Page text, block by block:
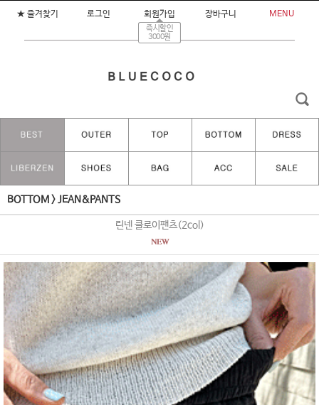
★ 즐겨찾기 로그인 회원가입
즉시할인
3000원
장바구니 MENU
BOTTOM >JEAN&PANTS
린넨 클로이팬츠(2col)